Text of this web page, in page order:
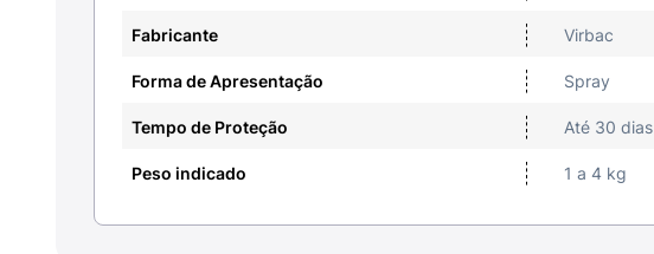
Fabricante Virbac
Forma de Apresentação Spray
Tempo de Proteção Até 30 dias
Peso indicado 1 a 4 kg